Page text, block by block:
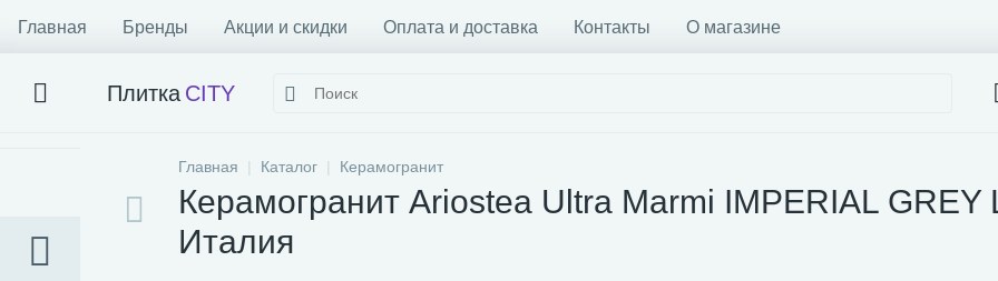
Главная Бренды Акции и скидки Оплата и доставка Контакты О магазине
Плитка CITY
Главная Каталог Керамогранит
Керамогранит Ariostea Ultra Marmi IMPERIAL
Италия